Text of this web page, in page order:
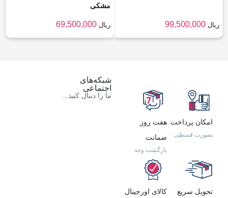
99,500,000 ریال
مشکی
69,500,000 ریال
امکان پرداخت
بصورت قسطی
هفت روز
ضمانت
بازگشت وجه
تحویل سریع کالای اورجینال
شبکه‌های
اجتماعی
ما را دنبال کنید…